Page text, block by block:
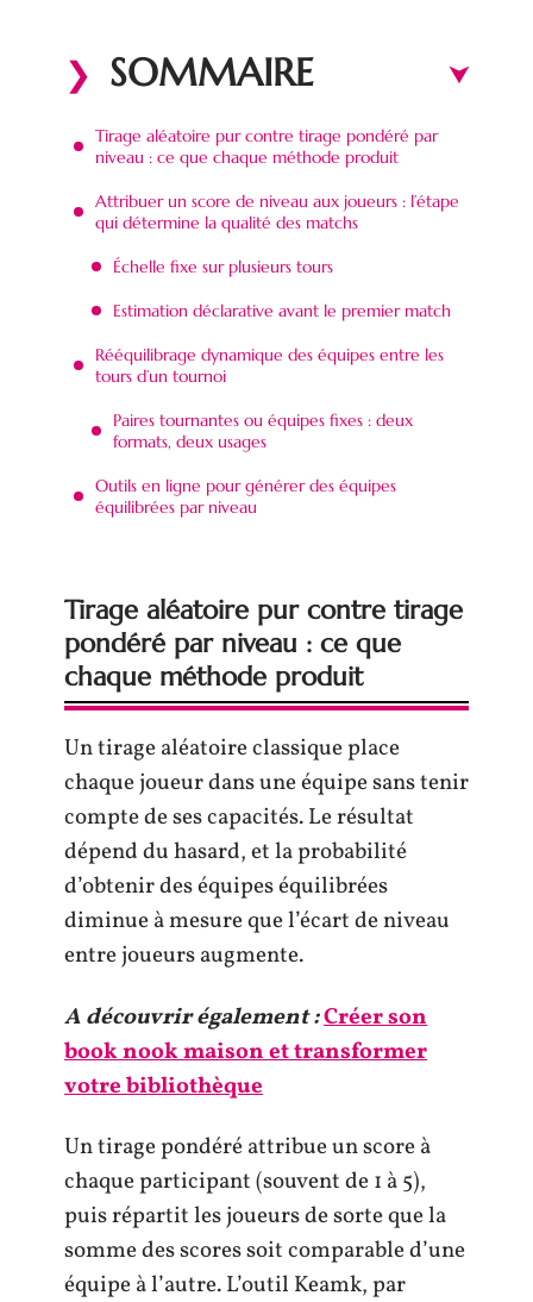
SOMMAIRE
Tirage aléatoire pur contre tirage pondéré par
niveau : ce que chaque méthode produit
Attribuer un score de niveau aux joueurs : l’étape
qui détermine la qualité des matchs
Échelle fixe sur plusieurs tours
Estimation déclarative avant le premier match
Rééquilibrage dynamique des équipes entre les
tours d’un tournoi
Paires tournantes ou équipes fixes : deux
formats, deux usages
Outils en ligne pour générer des équipes
équilibrées par niveau
Tirage aléatoire pur contre tirage
pondéré par niveau : ce que
chaque méthode produit
Un tirage aléatoire classique place
chaque joueur dans une équipe sans tenir
compte de ses capacités. Le résultat
dépend du hasard, et la probabilité
d’obtenir des équipes équilibrées
diminue à mesure que l’écart de niveau
entre joueurs augmente.
A découvrir également :Créer son
book nook maison et transformer
votre bibliothèque
Un tirage pondéré attribue un score à
chaque participant (souvent de 1 à 5),
puis répartit les joueurs de sorte que la
somme des scores soit comparable d’une
équipe à l’autre. L’outil Keamk, par